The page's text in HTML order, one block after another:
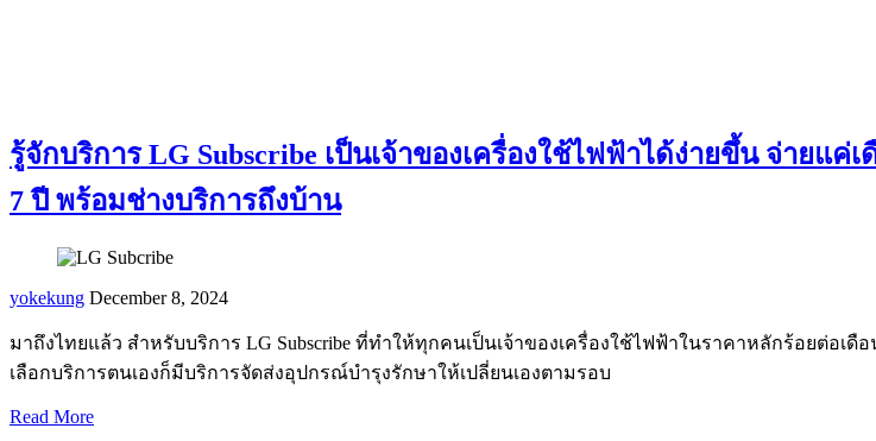
รู้จักบริการ LG Subscribe เป็นเจ้าของเครื่องใช้ไฟฟ้าได้ง่ายขึ้น จ่ายแ
7 ปี พร้อมช่างบริการถึงบ้าน
yokekung December 8, 2024
มาถึงไทยแล้ว สำหรับบริการ LG Subscribe ที่ทำให้ทุกคนเป็นเจ้าของเครื่องใช้ไฟฟ้าในราคาหลักร้อยต่อ
เลือกบริการตนเองก็มีบริการจัดส่งอุปกรณ์บำรุงรักษาให้เปลี่ยนเองตามรอบ
Read More